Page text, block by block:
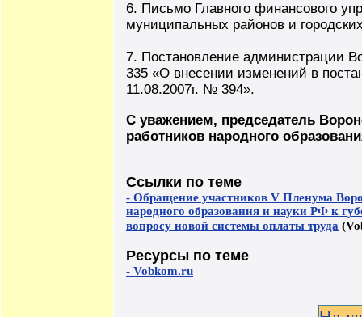
6. Письмо Главного финансового
муниципальных районов и
7. Постановление администрации
335 «О внесении изменений в
11.08.2007г. № 394».
С уважением, председатель
работников народного
Ссылки по теме
- Обращение участников V Пленума
народного образования и науки РФ к
вопросу новой системы оплаты труда
Ресурсы по теме
- Vobkom.ru